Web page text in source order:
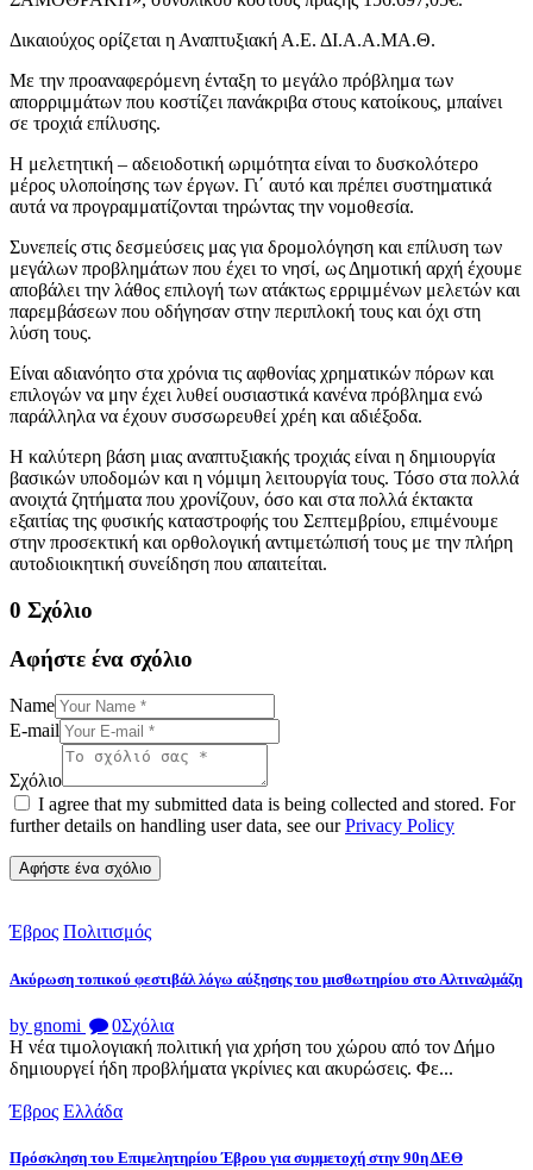
Δικαιούχος ορίζεται η Αναπτυξιακή Α.Ε. ΔΙ.Α.Α.ΜΑ.Θ.
Με την προαναφερόμενη ένταξη το μεγάλο πρόβλημα των
απορριμμάτων που κοστίζει πανάκριβα στους κατοίκους, μπαίνει
σε τροχιά επίλυσης.
Η μελετητική – αδειοδοτική ωριμότητα είναι το δυσκολότερο
μέρος υλοποίησης των έργων. Γι΄ αυτό και πρέπει συστηματικά
αυτά να προγραμματίζονται τηρώντας την νομοθεσία.
Συνεπείς στις δεσμεύσεις μας για δρομολόγηση και επίλυση των
μεγάλων προβλημάτων που έχει το νησί, ως Δημοτική αρχή έχουμε
αποβάλει την λάθος επιλογή των ατάκτως ερριμμένων μελετών και
παρεμβάσεων που οδήγησαν στην περιπλοκή τους και όχι στη
λύση τους.
Είναι αδιανόητο στα χρόνια τις αφθονίας χρηματικών πόρων και
επιλογών να μην έχει λυθεί ουσιαστικά κανένα πρόβλημα ενώ
παράλληλα να έχουν συσσωρευθεί χρέη και αδιέξοδα.
Η καλύτερη βάση μιας αναπτυξιακής τροχιάς είναι η δημιουργία
βασικών υποδομών και η νόμιμη λειτουργία τους. Τόσο στα πολλά
ανοιχτά ζητήματα που χρονίζουν, όσο και στα πολλά έκτακτα
εξαιτίας της φυσικής καταστροφής του Σεπτεμβρίου, επιμένουμε
στην προσεκτική και ορθολογική αντιμετώπισή τους με την πλήρη
αυτοδιοικητική συνείδηση που απαιτείται.
0 Σχόλιο
Αφήστε ένα σχόλιο
Name
E-mail
Σχόλιο
I agree that my submitted data is being collected and stored. For
further details on handling user data, see ourPrivacy Policy
Έβρος Πολιτισμός
Ακύρωση τοπικού φεστιβάλ λόγω αύξησης του μισθωτηρίου στο Αλτιναλμάζη
by gnomi 0Σχόλια
Η νέα τιμολογιακή πολιτική για χρήση του χώρου από τον Δήμο
δημιουργεί ήδη προβλήματα γκρίνιες και ακυρώσεις. Φε...
Έβρος Ελλάδα
Πρόσκληση του Επιμελητηρίου Έβρου για συμμετοχή στην 90η ΔΕΘ